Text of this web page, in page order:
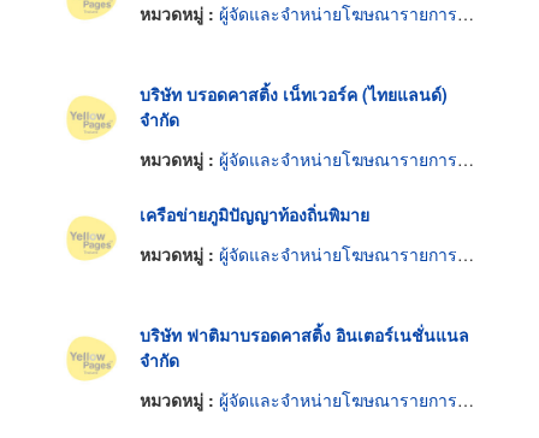
หมวดหมู่ : ผู้จัดและจำหน่ายโฆษณารายการวิทยุ
บริษัท บรอดคาสติ้ง เน็ทเวอร์ค (ไทยแลนด์)
จำกัด
หมวดหมู่ : ผู้จัดและจำหน่ายโฆษณารายการวิทยุ
เครือข่ายภูมิปัญญาท้องถิ่นพิมาย
หมวดหมู่ : ผู้จัดและจำหน่ายโฆษณารายการวิทยุ
บริษัท ฟาติมาบรอดคาสติ้ง อินเตอร์เนชั่นแนล
จำกัด
หมวดหมู่ : ผู้จัดและจำหน่ายโฆษณารายการวิทยุ